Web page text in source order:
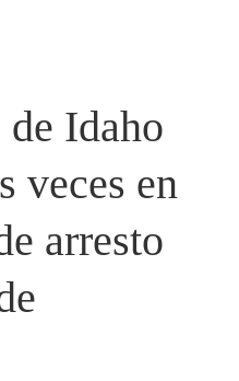
de Idaho
veces en
arresto